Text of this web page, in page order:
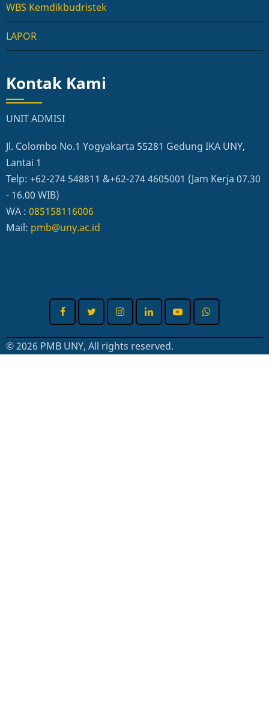
WBS Kemdikbudristek
LAPOR
Kontak Kami
UNIT ADMISI
Jl. Colombo No.1 Yogyakarta 55281 Gedung IKA UNY,
Lantai 1
Telp: +62-274 548811 &+62-274 4605001 (Jam Kerja 07.30
- 16.00 WIB)
WA : 085158116006
Mail: pmb@uny.ac.id
© 2026 PMB UNY, All rights reserved.